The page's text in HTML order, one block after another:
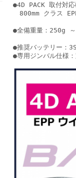
●4D PACK 取付対応
800mm クラス
●全備重量：250g
●推奨バッテリー
●専用ジンバル仕様